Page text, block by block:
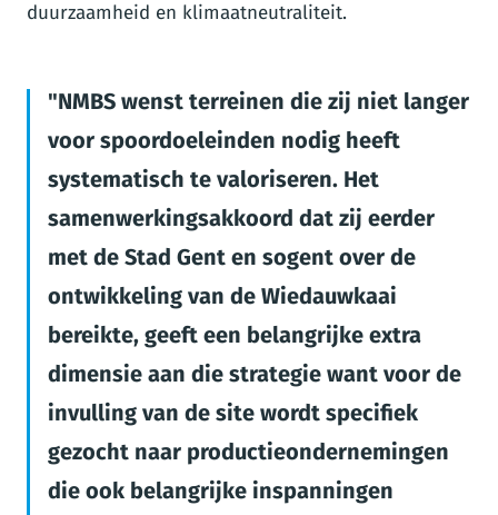
duurzaamheid en klimaatneutraliteit.
NMBS wenst terreinen die zij niet langer
voor spoordoeleinden nodig heeft
systematisch te valoriseren. Het
samenwerkingsakkoord dat zij eerder
met de Stad Gent en sogent over de
ontwikkeling van de Wiedauwkaai
bereikte, geeft een belangrijke extra
dimensie aan die strategie want voor de
invulling van de site wordt specifiek
gezocht naar productieondernemingen
die ook belangrijke inspanningen